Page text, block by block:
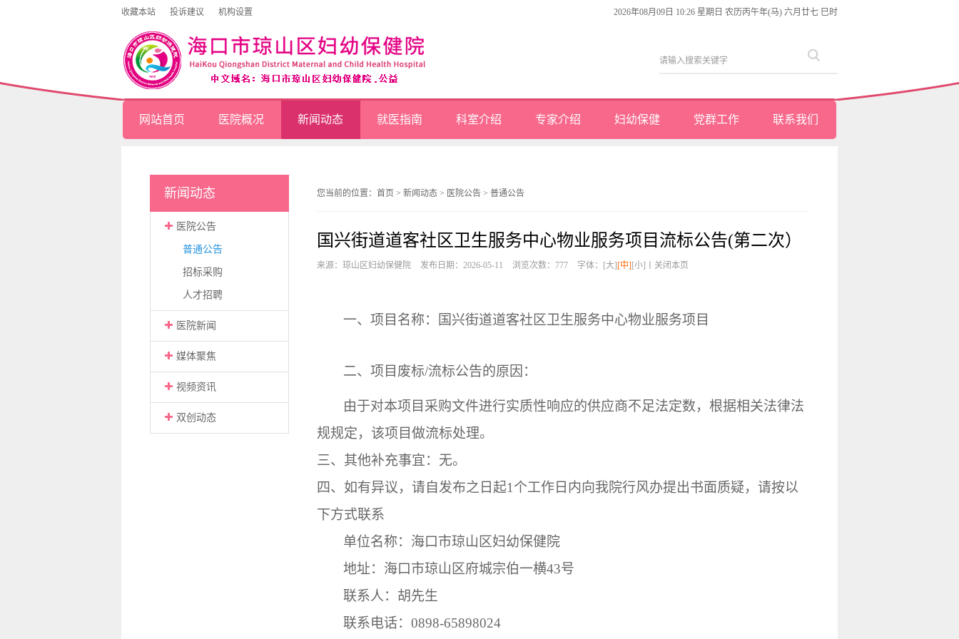
收藏本站 投诉建议 机构设置 2026年08月09日 10:26 星期日 农历丙午年(马) 六月廿七 巳时
网站首页 医院概况 新闻动态 就医指南 科室介绍 专家介绍 妇幼保健 党群工作 联系我们
新闻动态
医院公告
普通公告
招标采购
人才招聘
医院新闻
媒体聚焦
视频资讯
双创动态
您当前的位置： 首页 > 新闻动态 > 医院公告 > 普通公告
国兴街道道客社区卫生服务中心物业服务项目流标公告(第二次）
来源：琼山区妇幼保健院 发布日期：2026-05-11 浏览次数： 777 字体： [大] [中] [小] 关闭本页
一、项目名称： 国兴街道道客社区卫生服务中心物业服务项目
二、项目废标/流标公告的原因：
由于对本项目采购文件进行实质性响应的供应商不足法定数，根据相关法律法
规规定， 该项目做流标处理。
三、 其他补充事宜：无。
四、如有异议 ， 请自发布之日起1个工作日内向我院行风办提出书面质疑， 请按以
下方式联系
单位名称：海口市琼山区妇幼保健院
地址：海口市琼山区府城宗伯一横43号
联系人：胡先生
联系电话： 0898-65898024